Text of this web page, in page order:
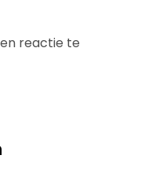
reactie te